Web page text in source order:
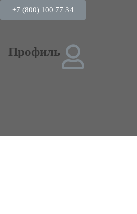
+7 (800) 100 77 34
Профиль